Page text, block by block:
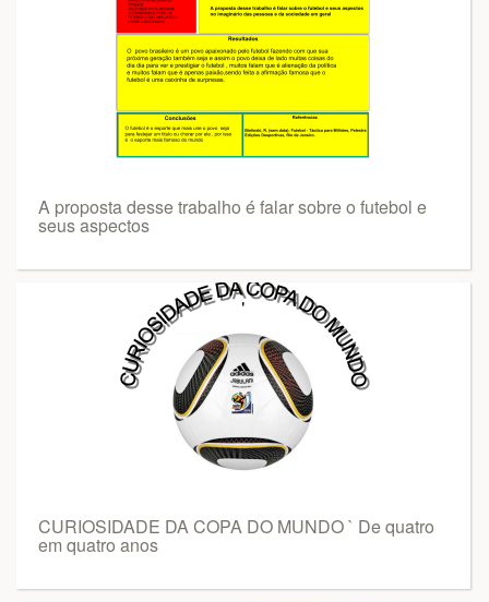
A proposta desse trabalho é falar sobre o futebol e
seus aspectos
CURIOSIDADE DA COPA DO MUNDO ` De quatro
em quatro anos